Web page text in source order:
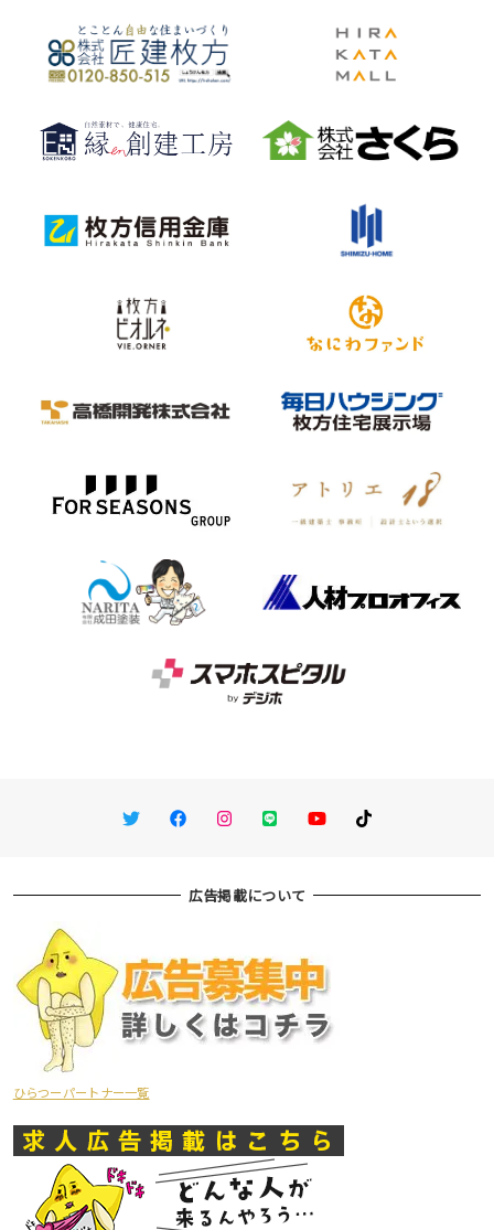
TwitterFacebookInstagram
LINE You TubeTikTok
広告掲載について
ひらつーパートナー一覧